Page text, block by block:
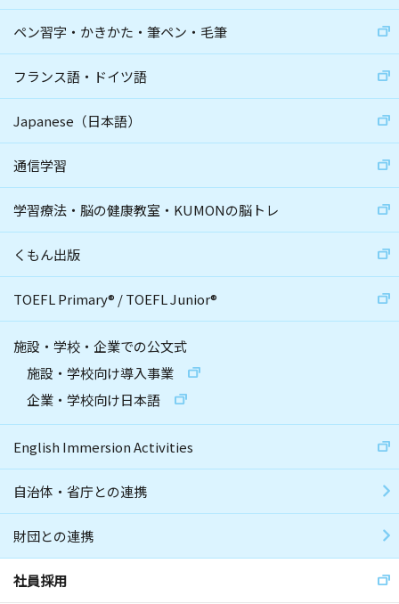
ペン習字・かきかた・筆ペン・毛筆
フランス語・ドイツ語
Japanese（日本語）
通信学習
学習療法・脳の健康教室・KUMONの脳トレ
くもん出版
TOEFL Primary® /TOEFL Junior®
施設・学校・企業での公文式
施設・学校向け導入事業
企業・学校向け日本語
English Immersion Activities
自治体・省庁との連携
財団との連携
社員採用